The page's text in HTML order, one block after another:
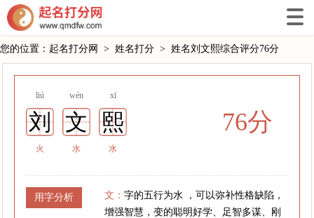
您的位置： 起名打分网 > 姓名打分 > 姓名刘文熙综合评分76分
liú wén xī
刘 文 熙
火 水 水
76分
用字分析 文：字的五行为水 ，可以弥补性格缺陷，
增强智慧，变的聪明好学、足智多谋、刚